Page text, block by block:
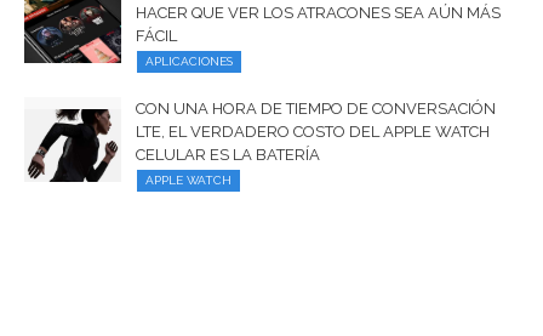
HACER QUE VER LOS ATRACONES SEA AÚN MÁS
FÁCIL
APLICACIONES
CON UNA HORA DE TIEMPO DE CONVERSACIÓN
LTE, EL VERDADERO COSTO DEL APPLE WATCH
CELULAR ES LA BATERÍA
APPLE WATCH